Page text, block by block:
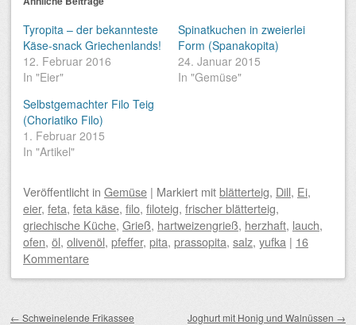
Tyropita – der bekannteste
Käse-snack Griechenlands!
12. Februar 2016
In "Eier"
Spinatkuchen in zweierlei
Form (Spanakopita)
24. Januar 2015
In "Gemüse"
Selbstgemachter Filo Teig
(Choriatiko Filo)
1. Februar 2015
In "Artikel"
Veröffentlicht in Gemüse | Markiert mitblätterteig, Dill, Ei,
eier, feta, feta käse, filo, filoteig, frischer blätterteig,
griechische Küche, Grieß, hartweizengrieß, herzhaft, lauch,
ofen, öl, olivenöl, pfeffer, pita, prassopita, salz, yufka | 16
Kommentare
← Schweinelende Frikassee Joghurt mit Honig und Walnüssen →